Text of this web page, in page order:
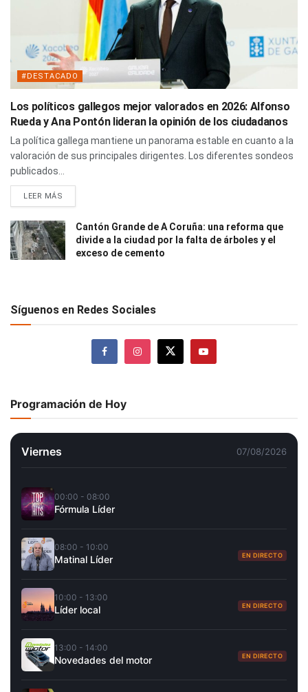
#DESTACADO
Los políticos gallegos mejor valorados en 2026: Alfonso
Rueda y Ana Pontón lideran la opinión de los ciudadanos
La política gallega mantiene un panorama estable en cuanto a la
valoración de sus principales dirigentes. Los diferentes sondeos
publicados...
LEER MÁS
Cantón Grande de A Coruña: una reforma que
divide a la ciudad por la falta de árboles y el
exceso de cemento
Síguenos en Redes Sociales
Programación de Hoy
Viernes 07/08/2026
00:00 - 08:00
Fórmula Líder
08:00 - 10:00
Matinal Líder EN DIRECTO
10:00 - 13:00
Líder local EN DIRECTO
13:00 - 14:00
Novedades del motor EN DIRECTO